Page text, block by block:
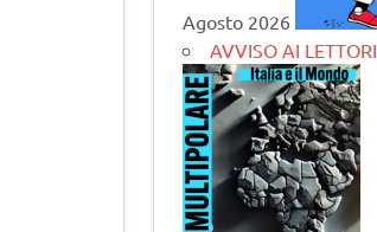
Agosto 2026
AVVISO AI LETTORI